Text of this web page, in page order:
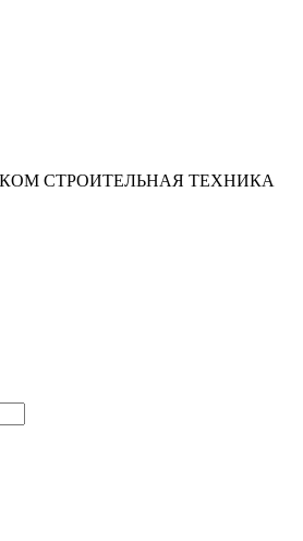
СТРОИТЕЛЬНАЯ ТЕХНИКА